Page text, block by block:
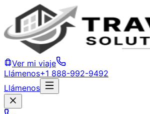
Ver mi viaje
Llámenos+1 888-992-9492
Llámenos